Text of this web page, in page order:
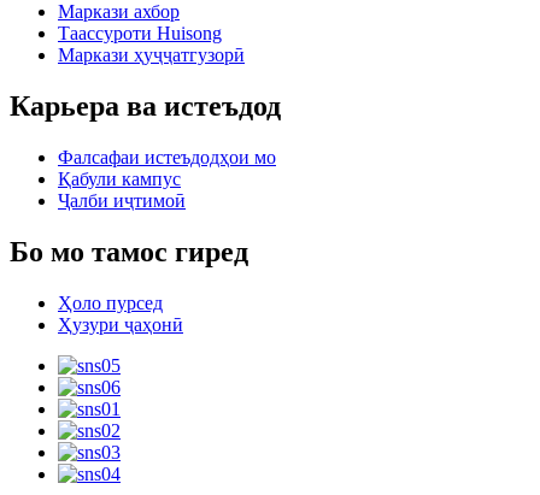
Маркази ахбор
Таассуроти Huisong
Маркази ҳуҷҷатгузорӣ
Карьера ва истеъдод
Фалсафаи истеъдодҳои мо
Қабули кампус
Ҷалби иҷтимоӣ
Бо мо тамос гиред
Ҳоло пурсед
Ҳузури ҷаҳонӣ